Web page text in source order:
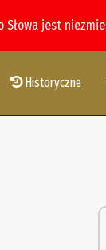
jest
Historyczne